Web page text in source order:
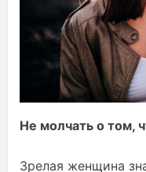
Не молчать о том,
Зрелая женщина